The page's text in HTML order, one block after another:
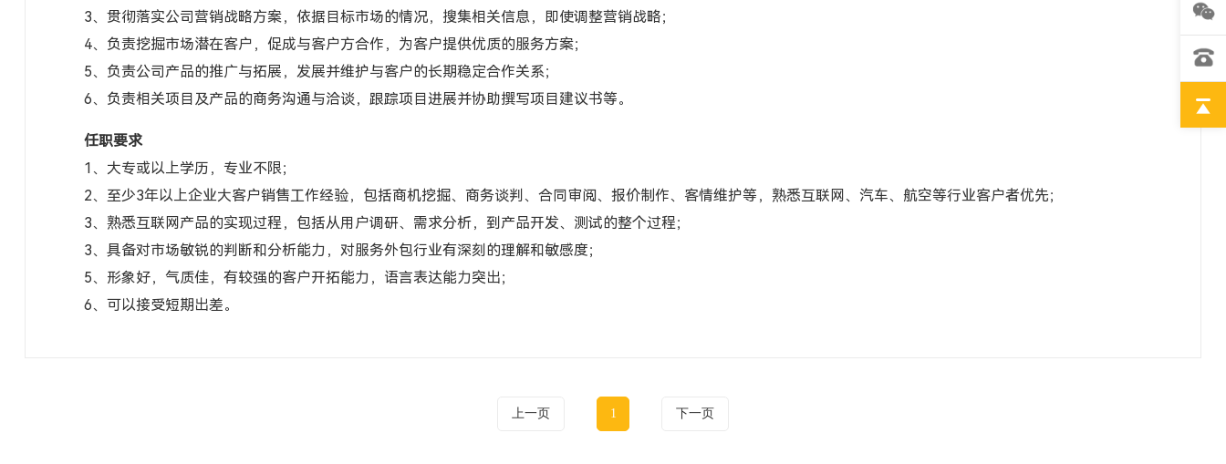
3、贯彻落实公司营销战略方案，依据目标市场的情况，搜集相关信息，即使调整营销战略；
4、负责挖掘市场潜在客户，促成与客户方合作，为客户提供优质的服务方案；
5、负责公司产品的推广与拓展，发展并维护与客户的长期稳定合作关系；
6、负责相关项目及产品的商务沟通与洽谈，跟踪项目进展并协助撰写项目建议书等。
任职要求
1、大专或以上学历，专业不限；
2、至少3年以上企业大客户销售工作经验，包括商机挖掘、商务谈判、合同审阅、报价制作、客情维护等，熟悉互联网、汽车、航空等行业客户者优先；
3、熟悉互联网产品的实现过程，包括从用户调研、需求分析，到产品开发、测试的整个过程；
3、具备对市场敏锐的判断和分析能力，对服务外包行业有深刻的理解和敏感度；
5、形象好，气质佳，有较强的客户开拓能力，语言表达能力突出；
6、可以接受短期出差。
上一页 1 下一页